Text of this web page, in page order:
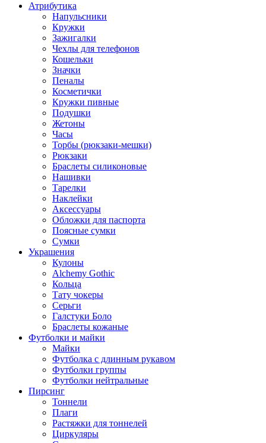
Атрибутика
Напульсники
Кружки
Зажигалки
Чехлы для телефонов
Кошельки
Значки
Пеналы
Косметички
Кружки пивные
Подушки
Жетоны
Часы
Торбы (рюкзаки-мешки)
Рюкзаки
Браслеты силиконовые
Нашивки
Тарелки
Наклейки
Аксессуары
Обложки для паспорта
Поясные сумки
Сумки
Украшения
Кулоны
Alchemy Gothic
Кольца
Тату чокеры
Серьги
Галстуки Боло
Браслеты кожаные
Футболки и майки
Майки
Футболка с длинным рукавом
Футболки группы
Футболки нейтральные
Пирсинг
Тоннели
Плаги
Растяжки для тоннелей
Циркуляры